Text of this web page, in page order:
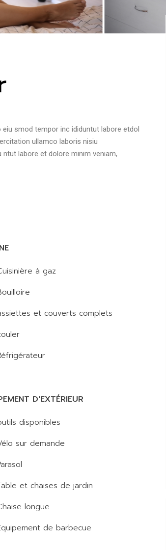
smod tempor inc ididuntut labore etdol
ullamco laboris nisiu
labore et dolore minim veniam,
à gaz
et couverts complets
D'EXTÉRIEUR
disponibles
sur demande
et chaises de jardin
longue
de barbecue